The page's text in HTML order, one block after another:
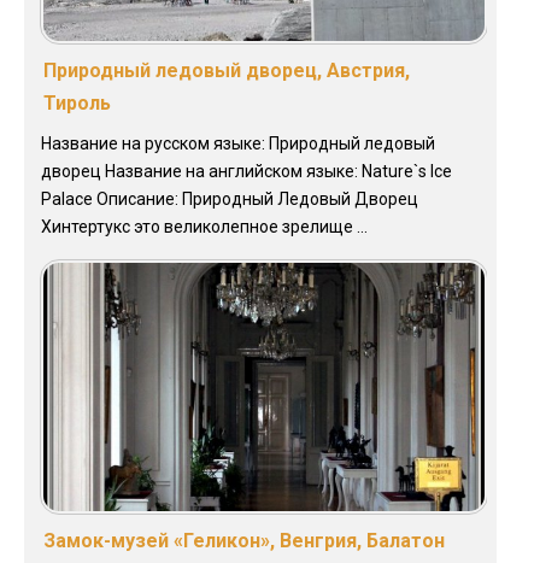
Природный ледовый дворец, Австрия,
Тироль
Название на русском языке: Природный ледовый
дворец Название на английском языке: Nature`s Ice
Palace Описание: Природный Ледовый Дворец
Хинтертукс это великолепное зрелище ...
Замок-музей «Геликон», Венгрия, Балатон